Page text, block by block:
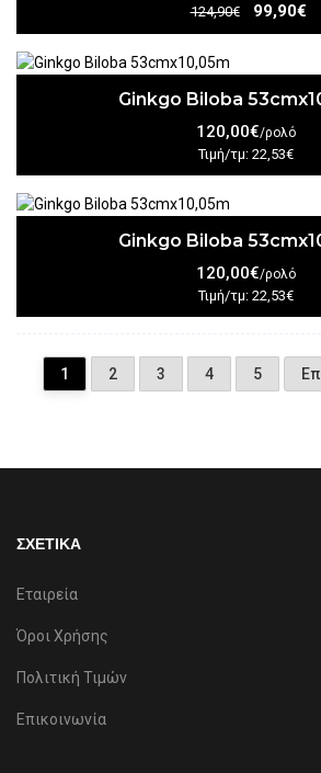
124,90€ 99,90€
Ginkgo Biloba
120,00€/ρολό
Τιμή/τμ: 22,53€
Ginkgo Biloba
120,00€/ρολό
Τιμή/τμ: 22,53€
1 2 3 4 5
ΣΧΕΤΙΚΑ
Εταιρεία
Όροι Χρήσης
Πολιτική Τιμών
Επικοινωνία